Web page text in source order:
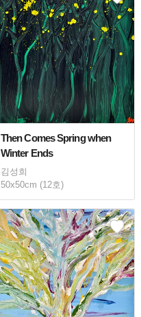
Then Comes Spring when
Winter Ends
김성희
50x50cm (12호)